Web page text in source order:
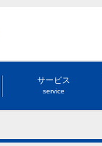
サービス
service